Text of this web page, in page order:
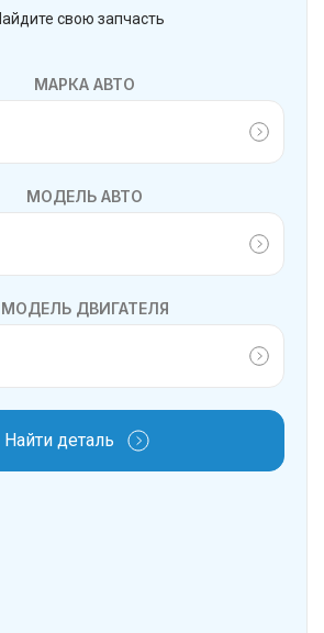
свою запчасть
МАРКА АВТО
МОДЕЛЬ АВТО
МОДЕЛЬ ДВИГАТЕЛЯ
Найти деталь